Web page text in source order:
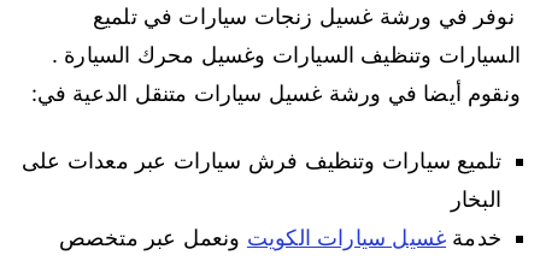
نوفر في ورشة غسيل زنجات سيارات في تلميع
السيارات وتنظيف السيارات وغسيل محرك السيارة .
ونقوم أيضا في ورشة غسيل سيارات متنقل الدعية في:
تلميع سيارات وتنظيف فرش سيارات عبر معدات على
البخار
خدمة غسيل سيارات الكويت ونعمل عبر متخصص